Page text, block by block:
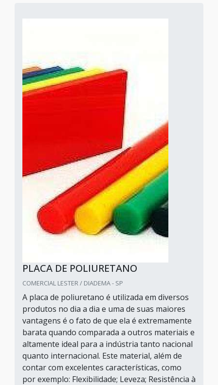
PLACA DE POLIURETANO
COMERCIAL LESTER / DIADEMA - SP
A placa de poliuretano é utilizada em diversos
produtos no dia a dia e uma de suas maiores
vantagens é o fato de que ela é extremamente
barata quando comparada a outros materiais e
altamente ideal para a indústria tanto nacional
quanto internacional. Este material, além de
contar com excelentes características, como
por exemplo: Flexibilidade; Leveza; Resistência à